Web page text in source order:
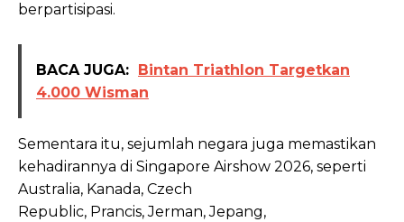
berpartisipasi.
BACA JUGA:
Bintan Triathlon Targetkan
4.000 Wisman
Sementara itu, sejumlah negara juga memastikan
kehadirannya di Singapore Airshow 2026, seperti
Australia, Kanada, Czech
Republic, Prancis, Jerman, Jepang,